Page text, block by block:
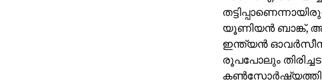
യൂണിയന്‍ ബാങ്ക്,
ഇന്ത്യന്‍ ഓവര്‍സീസ്
രൂപപോലും
കണ്‍സോര്‍ഷ്യത്തില്‍